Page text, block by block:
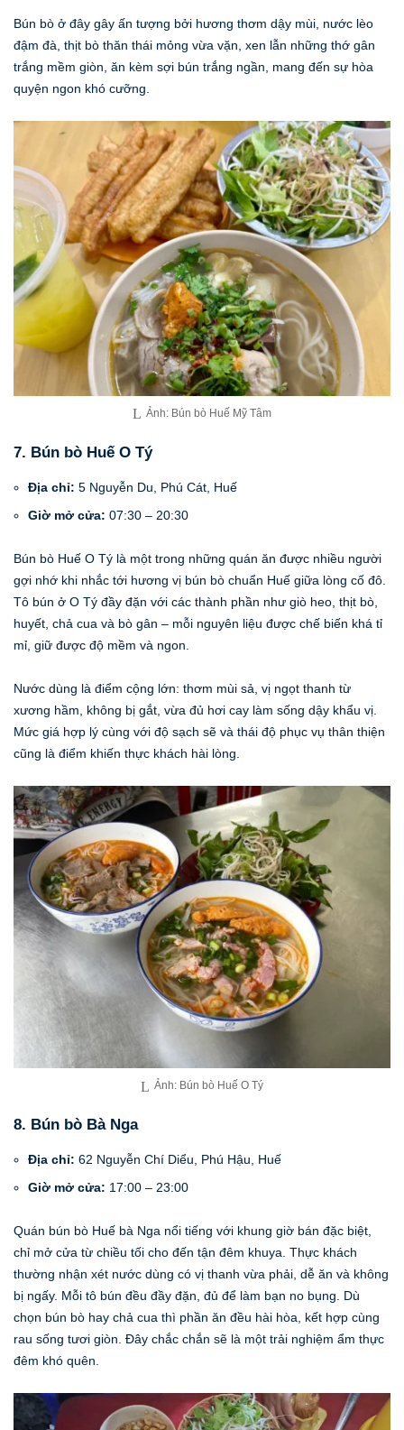
Bún bò ở đây gây ấn tượng bởi hương thơm dậy mùi, nước lèo
đậm đà, thịt bò thăn thái mỏng vừa vặn, xen lẫn những thớ gân
trắng mềm giòn, ăn kèm sợi bún trắng ngần, mang đến sự hòa
quyện ngon khó cưỡng.
Ảnh: Bún bò Huế Mỹ Tâm
7. Bún bò Huế O Tý
Địa chỉ: 5 Nguyễn Du, Phú Cát, Huế
Giờ mở cửa: 07:30 – 20:30
Bún bò Huế O Tý là một trong những quán ăn được nhiều người
gợi nhớ khi nhắc tới hương vị bún bò chuẩn Huế giữa lòng cố đô.
Tô bún ở O Tý đầy đặn với các thành phần như giò heo, thịt bò,
huyết, chả cua và bò gân – mỗi nguyên liệu được chế biến khá tỉ
mỉ, giữ được độ mềm và ngon.
Nước dùng là điểm cộng lớn: thơm mùi sả, vị ngọt thanh từ
xương hầm, không bị gắt, vừa đủ hơi cay làm sống dậy khẩu vị.
Mức giá hợp lý cùng với độ sạch sẽ và thái độ phục vụ thân thiện
cũng là điểm khiến thực khách hài lòng.
Ảnh: Bún bò Huế O Tý
8. Bún bò Bà Nga
Địa chỉ: 62 Nguyễn Chí Diểu, Phú Hậu, Huế
Giờ mở cửa: 17:00 – 23:00
Quán bún bò Huế bà Nga nổi tiếng với khung giờ bán đặc biệt,
chỉ mở cửa từ chiều tối cho đến tận đêm khuya. Thực khách
thường nhận xét nước dùng có vị thanh vừa phải, dễ ăn và không
bị ngấy. Mỗi tô bún đều đầy đặn, đủ để làm bạn no bụng. Dù
chọn bún bò hay chả cua thì phần ăn đều hài hòa, kết hợp cùng
rau sống tươi giòn. Đây chắc chắn sẽ là một trải nghiệm ẩm thực
đêm khó quên.